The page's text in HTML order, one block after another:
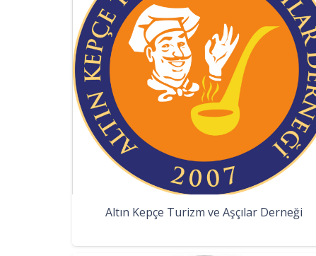
Altın Kepçe Turizm ve Aşçılar Derneği